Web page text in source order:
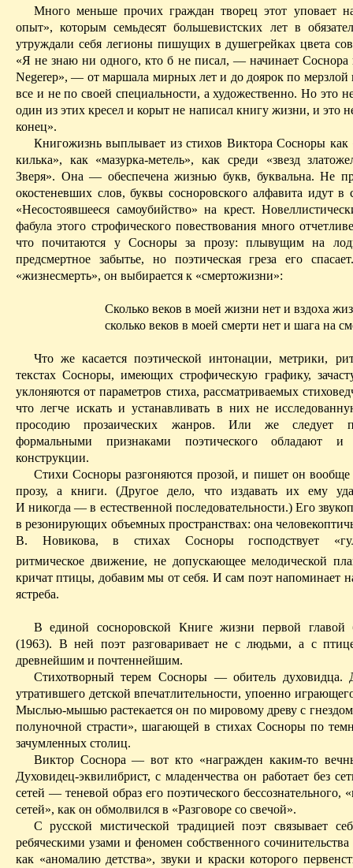
Много меньше прочих граждан творец этот уповает
опыт», которым семьдесят большевистских лет в
утруждали себя легионы пишущих в душегрейках цвета
«Я не знаю ни одного, кто б не писал, — начинает
Negerep», — от маршала мирных лет и до доярок по
все и не по своей специальности, а художественно. Но это
один из этих кресел и корыт не написал книгу жизни, и это
конец».
Книгожизнь выплывает из стихов Виктора Сосноры как
килька», как «мазурка-метель», как среди «звезд
Зверя». Она — обеспечена жизнью букв, буквальна. Не
окостеневших слов, буквы сосноровского алфавита идут в
«Несостоявшееся самоубийство» на крест.
фабула этого строфического повествования много
что почитаются у Сосноры за прозу: плывущим на
предсмертное забытье, но поэтиче­ская греза его
«жизнесмерть», он выбирается к «смертожизни»:
Сколько веков в моей жизни нет и вздоха
сколько веков в моей смерти нет и шага на
Что же касается поэтической интонации, метрики,
текстах Сосноры, имеющих строфическую графику,
уклоняются от параметров стиха, рассматриваемых
что легче искать и устанавливать в них не
просодию прозаических жанров. Или же следует
формальными признаками поэтического обладают и
конструкции.
Стихи Сосноры разгоняются прозой, и пишет он
прозу, а книги.(Другое дело, что издавать их ему
И никогда — в естественной последовательности.)Его
в резонирующих объемных пространствах: она
В. Новикова, в стихах Сосноры господствует
ритмическое движение, не допускающее мелодической
кричат птицы, добавим мы от себя. И сам поэт напоминает
ястреба.
В единой сосноровской Книге жизни первой
(1963). В ней поэт разговаривает не с людьми, а с
древнейшим и почтеннейшим.
Стихотворный терем Сосноры — обитель духовидца.
утратившего детской впечатлительности, упоенно
Мыслью-мышью растекается он по мировому древу с
полуночной страсти», шагающей в стихах Сосноры по
зачумленных столиц.
Виктор Соснора — вот кто «награжден каким-то
Духовидец-эквилибрист, с младенчества он работает без
сетей — теневой образ его поэтического бессознательного,
сетей», как он обмолвился в «Разговоре со свечой».
С русской мистической традицией поэт связывает
ребяческими узами и феномен собственного сочинительства
как «аномалию детства», звуки и краски которого